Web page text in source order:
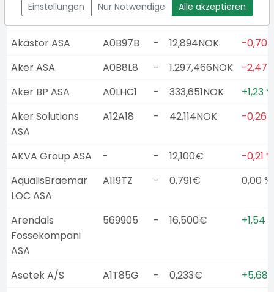
AF Gruppen ASA 569904 - 16,820€
+0,36%
Akastor ASA
A0B97B - 12,894NOK
-0,70
Aker ASA
A0B8L8 - 1.297,466NOK
-2,47
Aker BP ASA
A0LHC1 - 333,651NOK
+1,23 %
Aker Solutions
ASA
A12A18 - 42,114NOK -0,26
AKVA Group ASA - - 12,100€
-0,21 %
AqualisBraemar
LOC ASA
A119TZ - 0,791€ 0,00 %
Arendals
Fossekompani
ASA
569905 - 16,500€ +1,54
Asetek A/S A1T85G - 0,233€
+5,68
Einstellungen Nur Notwendige Alle akzeptieren